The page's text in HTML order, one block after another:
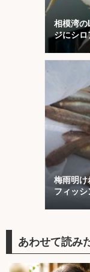
相模湾の
ジにシロ
の丸】
梅雨明け
フィッシ